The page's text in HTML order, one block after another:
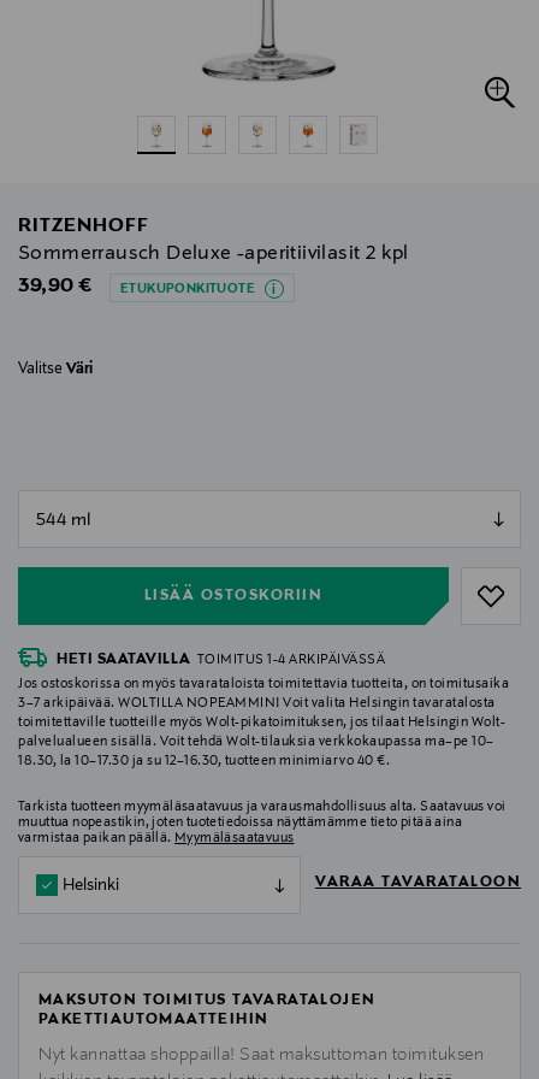
RITZENHOFF
Sommerrausch Deluxe -aperitiivilasit 2 kpl
Original Price
39,90 € ETUKUPONKITUOTE
Valitse Väri
LISÄÄ OSTOSKORIIN
null
HETI SAATAVILLA
TOIMITUS 1-4 ARKIPÄIVÄSSÄ
Jos ostoskorissa on myös tavarataloista toimitettavia tuotteita, on toimitusaika
3–7 arkipäivää. WOLTILLA NOPEAMMIN! Voit valita Helsingin tavaratalosta
toimitettaville tuotteille myös Wolt-pikatoimituksen, jos tilaat Helsingin Wolt-
palvelualueen sisällä. Voit tehdä Wolt-tilauksia verkkokaupassa ma–pe 10–
18.30, la 10–17.30 ja su 12–16.30, tuotteen minimiarvo 40 €.
Tarkista tuotteen myymäläsaatavuus ja varausmahdollisuus alta. Saatavuus voi
muuttua nopeastikin, joten tuotetiedoissa näyttämämme tieto pitää aina
varmistaa paikan päällä. Myymäläsaatavuus
Helsinki VARAA TAVARATALOON
MAKSUTON TOIMITUS TAVARATALOJEN
PAKETTIAUTOMAATTEIHIN
Nyt kannattaa shoppailla! Saat maksuttoman toimituksen